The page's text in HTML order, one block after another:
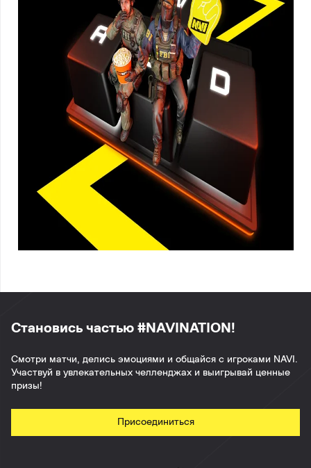
Становись частью #NAVINATION!
Смотри матчи, делись эмоциями и общайся с игроками NAVI.
Участвуй в увлекательных челленджах и выигрывай ценные
призы!
Присоединиться